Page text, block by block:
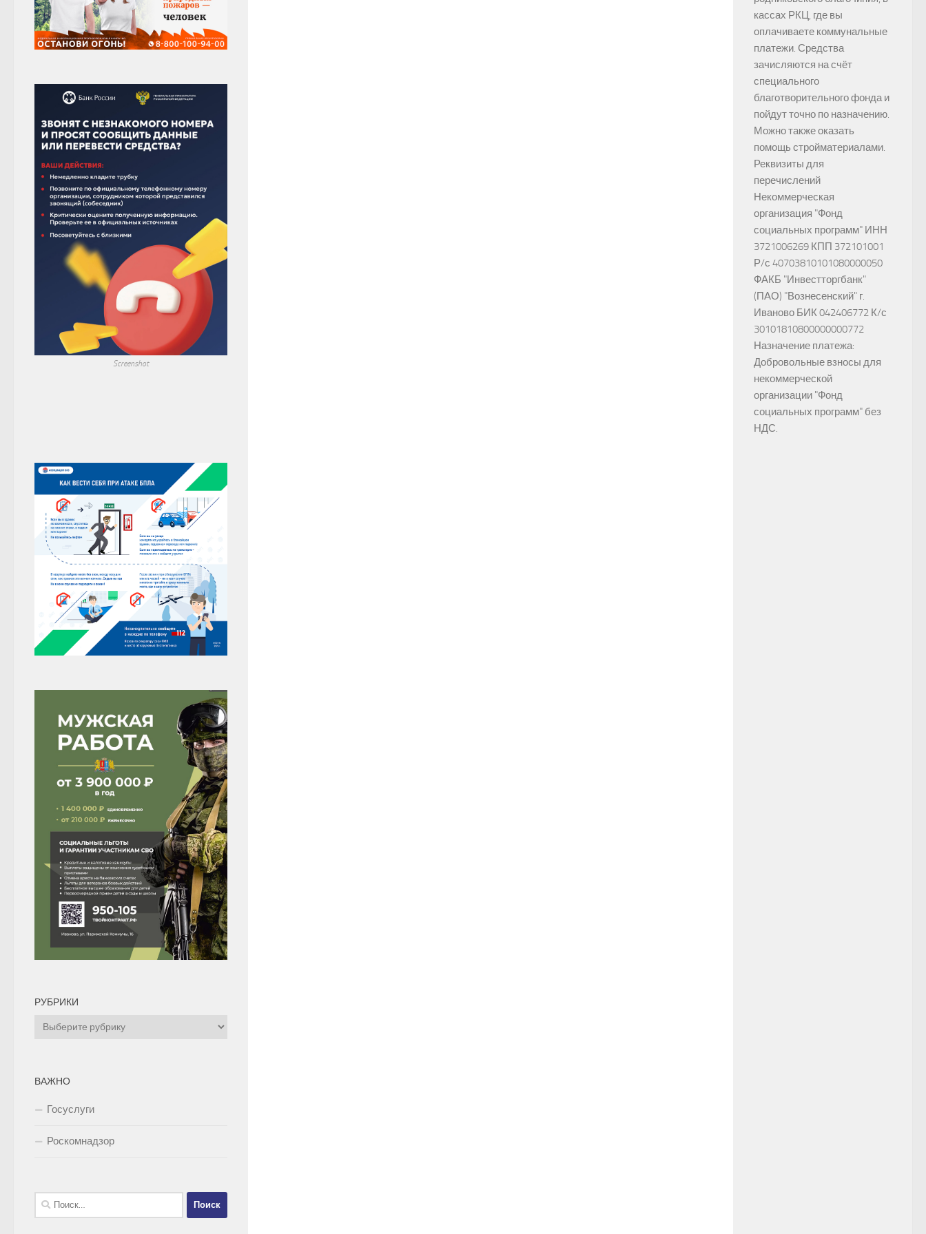
Screenshot
РУБРИКИ
Рубрики
ВАЖНО
Госуслуги
Роскомнадзор
Найти:
кассах РКЦ, где вы
оплачиваете коммунальные
платежи. Средства
зачисляются на счёт
специального
благотворительного фонда и
пойдут точно по назначению.
Можно также оказать
помощь стройматериалами.
Реквизиты для
перечислений
Некоммерческая
организация "Фонд
социальных программ" ИНН
3721006269 КПП 372101001
Р/с 40703810101080000050
ФАКБ "Инвестторгбанк"
(ПАО) "Вознесенский" г.
Иваново БИК 042406772 К/с
30101810800000000772
Назначение платежа:
Добровольные взносы для
некоммерческой
организации "Фонд
социальных программ" без
НДС.